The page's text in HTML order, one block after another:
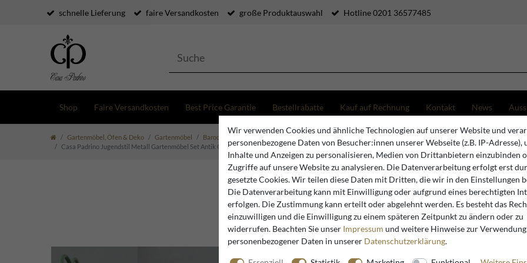
schnelle Lieferung faire Versandkosten große Produktauswahl Hotline 0201 36577485
Shop Faire Versandkosten Best Price Garantie Bestellrabatte Kauf auf Rechnung Kontakt News
Gartenmöbel, Öfen & Deko Gartenmöbel Barock & Jugendstil Gartenmöbel
Casa Padrino Jugendstil Metall Gartenmöbel Set Antik Grün - 1 Runder Metall Garten Tisch & 2 Metall Garten Stühle - Barock & Jugendstil Garten & Gastronomie
Casa Padrino
Casa
Metall
Stühle -
Wir verwenden Cookies und ähnliche Technologien auf unserer Website und
personenbezogene Daten von Besucher:innen unserer Webseite (z.B. IP-Adresse),
Inhalte und Anzeigen zu personalisieren, Medien von Drittanbietern einzubinden
Zugriffe auf unsere Website zu analysieren. Die Datenverarbeitung erfolgt erst
gesetzte Cookies. Wir teilen diese Daten mit Dritten, die wir in den Einstellungen
Die Datenverarbeitung kann mit Einwilligung oder aufgrund eines berechtigten
erfolgen. Die Zustimmung kann erteilt oder abgelehnt werden. Es besteht das
einzuwilligen und die Einwilligung zu einem späteren Zeitpunkt zu ändern oder zu
widerrufen. Beachten Sie unser Impressum und weitere Hinweise zur Verwendung
personenbezogener Daten in unserer Daten­schutz­erklärung.